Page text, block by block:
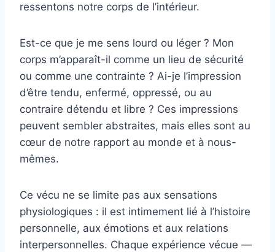
ressentons notre corps de l’intérieur.
Est-ce que je me sens lourd ou léger ? Mon
corps m’apparaît-il comme un lieu de sécurité
ou comme une contrainte ? Ai-je l’impression
d’être tendu, enfermé, oppressé, ou au
contraire détendu et libre ? Ces impressions
peuvent sembler abstraites, mais elles sont au
cœur de notre rapport au monde et à nous-
mêmes.
Ce vécu ne se limite pas aux sensations
physiologiques : il est intimement lié à l’histoire
personnelle, aux émotions et aux relations
interpersonnelles. Chaque expérience vécue —